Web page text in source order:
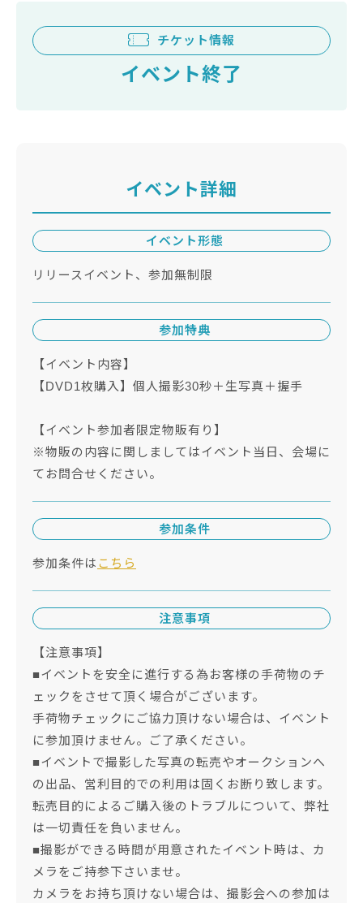
チケット情報
イベント終了
イベント詳細
イベント形態
リリースイベント、参加無制限
参加特典
【イベント内容】
【DVD1枚購入】個人撮影30秒＋生写真＋握手
【イベント参加者限定物販有り】
※物販の内容に関しましてはイベント当日、会場に
てお問合せください。
参加条件
参加条件は こちら
注意事項
【注意事項】
■イベントを安全に進行する為お客様の手荷物のチ
ェックをさせて頂く場合がございます。
手荷物チェックにご協力頂けない場合は、イベント
に参加頂けません。ご了承ください。
■イベントで撮影した写真の転売やオークションへ
の出品、営利目的での利用は固くお断り致します。
転売目的によるご購入後のトラブルについて、弊社
は一切責任を負いません。
■撮影ができる時間が用意されたイベント時は、カ
メラをご持参下さいませ。
カメラをお持ち頂けない場合は、撮影会への参加は